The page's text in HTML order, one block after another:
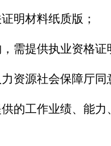
明材料纸质版；
需提供执业资格
资源社会保障厅
的工作业绩、能